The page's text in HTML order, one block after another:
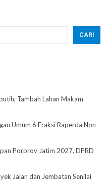
CARI
Tambah Lahan Makam
Umum 6 Fraksi Raperda Non-
Porprov Jatim 2027, DPRD
Jalan dan Jembatan Senilai